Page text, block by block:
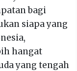
bagi
siapa yang
hangat
yang tengah